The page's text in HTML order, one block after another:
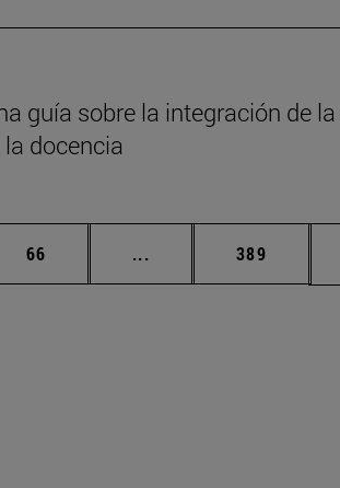
guía sobre la integración de la
docencia
Página
66 ... Páginas intermedias
Página
389